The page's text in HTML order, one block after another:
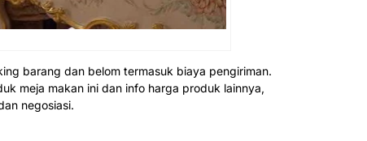
barang dan belom termasuk biaya pengiriman.
meja makan ini dan info harga produk lainnya,
negosiasi.